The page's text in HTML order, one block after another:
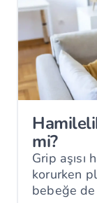
mi?
Grip aşısı
korurken
bebeğe de